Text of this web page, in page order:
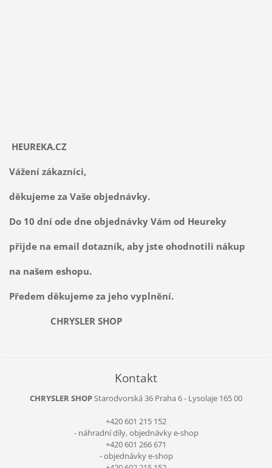
HEUREKA.CZ
Vážení zákazníci,
děkujeme za Vaše objednávky.
Do 10 dní ode dne objednávky Vám od Heureky
přijde na email dotazník, aby jste ohodnotili nákup
na našem eshopu.
Předem děkujeme za jeho vyplnění.
CHRYSLER SHOP
Kontakt
CHRYSLER SHOPStarodvorská 36 Praha 6 - Lysolaje 165 00
+420 601 215 152
- náhradní díly, objednávky e-shop
+420 601 266 671
- objednávky e-shop